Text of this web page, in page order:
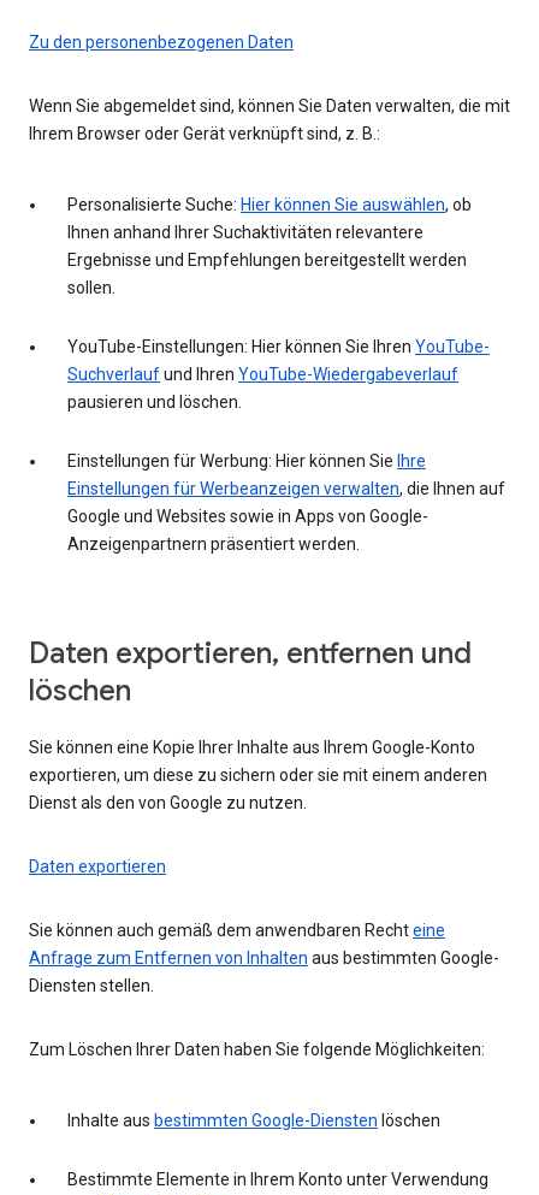
Zu den personenbezogenen Daten
Wenn Sie abgemeldet sind, können Sie Daten verwalten, die mit
Ihrem Browser oder Gerät verknüpft sind, z. B.:
Personalisierte Suche: Hier können Sie auswählen, ob
Ihnen anhand Ihrer Suchaktivitäten relevantere
Ergebnisse und Empfehlungen bereitgestellt werden
sollen.
YouTube-Einstellungen: Hier können Sie Ihren YouTube-
Suchverlaufund Ihren YouTube-Wiedergabeverlauf
pausieren und löschen.
Einstellungen für Werbung: Hier können Sie Ihre
Einstellungen für Werbeanzeigen verwalten, die Ihnen auf
Google und Websites sowie in Apps von Google-
Anzeigenpartnern präsentiert werden.
Daten exportieren, entfernen und
löschen
Sie können eine Kopie Ihrer Inhalte aus Ihrem Google-Konto
exportieren, um diese zu sichern oder sie mit einem anderen
Dienst als den von Google zu nutzen.
Daten exportieren
Sie können auch gemäß dem anwendbaren Rechteine
Anfrage zum Entfernen von Inhalten aus bestimmten Google-
Diensten stellen.
Zum Löschen Ihrer Daten haben Sie folgende Möglichkeiten:
Inhalte aus bestimmten Google-Diensten löschen
Bestimmte Elemente in Ihrem Konto unter Verwendung